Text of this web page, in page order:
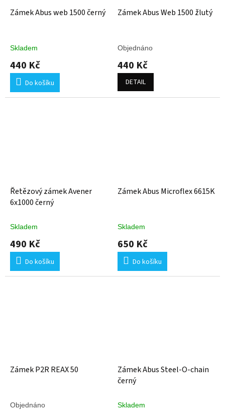
Zámek Abus web 1500 černý
Skladem
440 Kč
Do košíku
Zámek Abus Web 1500 žlutý
Objednáno
440 Kč
DETAIL
Řetězový zámek Avener
6x1000 černý
Skladem
490 Kč
Do košíku
Zámek Abus Microflex 6615K
Skladem
650 Kč
Do košíku
Zámek P2R REAX 50
Objednáno
Zámek Abus Steel-O-chain
černý
Skladem